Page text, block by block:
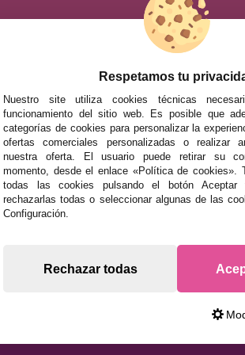
tus puzzles a cualquier ciudad del
Castellón, Ceuta, Ciudad Real,
Melilla, Murcia, Navarra, Orense,
rápidas en territorio peninsular,
comprar Puzzles y Rompecabezas en
Respetamos tu
Nuestro site utiliza cookies técnicas
funcionamiento del sitio web. Es posible que
categorías de cookies para personalizar la
ofertas comerciales personalizadas o realizar
nuestra oferta. El usuario puede retirar su
momento, desde el enlace «Política de cookies».
todas las cookies pulsando el botón
rechazarlas todas o seleccionar algunas de las
Configuración.
Rechazar todas